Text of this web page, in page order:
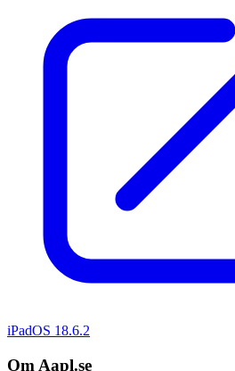
iPadOS 18.6.2
Om Aapl.se